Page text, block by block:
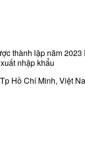
thành lập năm
nhập khẩu
Hồ Chí Minh, Việt